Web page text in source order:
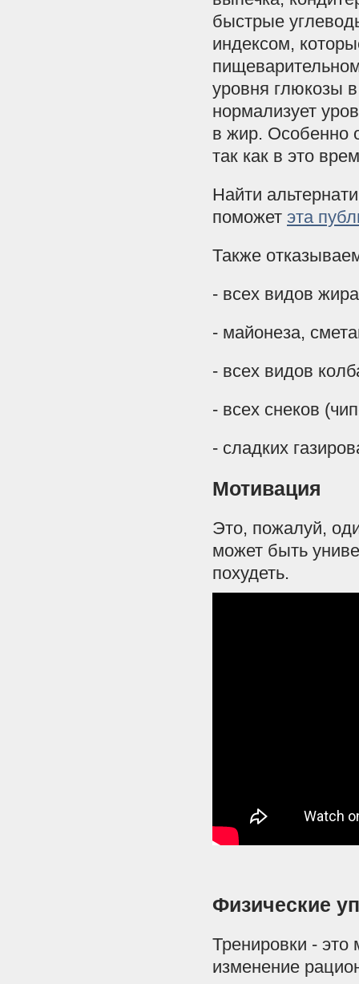
быстрые
индексом,
уровня глюкозы
нормализует
в жир. Особенно
так как в это
Найти
поможет эта
Также
- всех видов
- майонеза,
- всех видов
- всех снеков
- сладких
Мотивация
Это, пожалуй,
может быть
похудеть.
Физические
Тренировки -
изменение